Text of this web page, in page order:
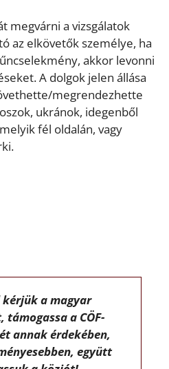
megvárni a vizsgálatok
az elkövetők személye, ha
akkor levonni
A dolgok jelen állása
megrendezhette
ukránok, idegenből
fél oldalán, vagy
a magyar
támogassa a CÖF-
annak érdekében,
együtt